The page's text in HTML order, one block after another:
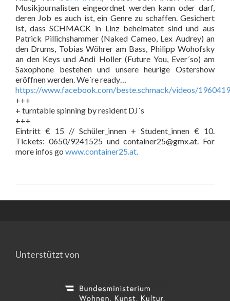
Musikjournalisten eingeordnet werden kann oder darf,
deren Job es auch ist, ein Genre zu schaffen. Gesichert
ist, dass SCHMACK in Linz beheimatet sind und aus
Patrick Pillichshammer (Naked Cameo, Lex Audrey) an
den Drums, Tobias Wöhrer am Bass, Philipp Wohofsky
an den Keys und Andi Holler (Future You, Ever´so) am
Saxophone bestehen und unsere heurige Ostershow
eröffnen werden. We´re ready…
https://www.facebook.com/beste.schmack/videos/
+++
+ turntable spinning by resident DJ´s
+++
Eintritt € 15 // Schüler_innen + Student_innen € 10.
Tickets: 0650/9241525 undcontainer25@gmx.at. For
more infos go www.container25.at.
Unterstützt von